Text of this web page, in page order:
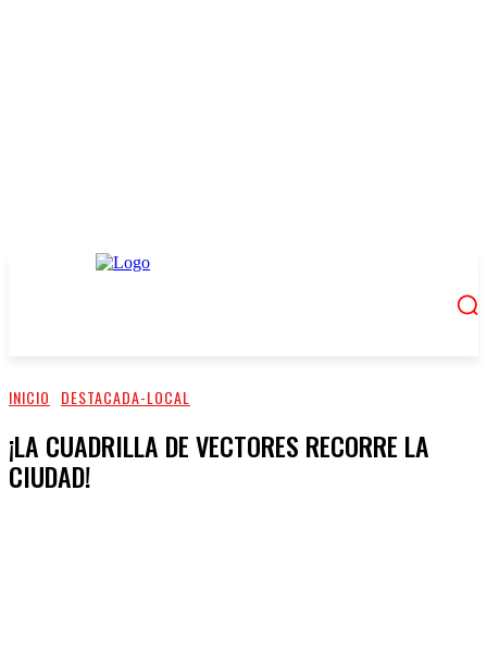
INICIO DESTACADA-LOCAL
¡LA CUADRILLA DE VECTORES RECORRE LA
CIUDAD!